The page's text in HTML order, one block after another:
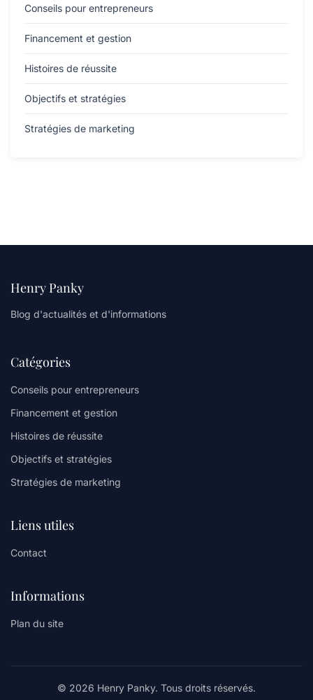
Conseils pour entrepreneurs
Financement et gestion
Histoires de réussite
Objectifs et stratégies
Stratégies de marketing
Henry Panky
Blog d'actualités et d'informations
Catégories
Conseils pour entrepreneurs
Financement et gestion
Histoires de réussite
Objectifs et stratégies
Stratégies de marketing
Liens utiles
Contact
Informations
Plan du site
© 2026 Henry Panky. Tous droits réservés.